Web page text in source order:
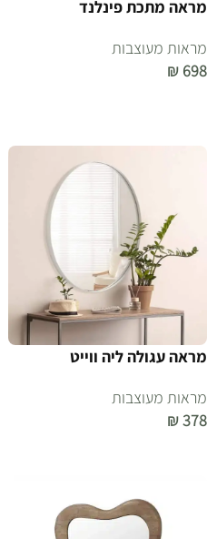
מראה מתכת פינלנד
מראות מעוצבות
₪ 698
מראה עגולה ליה ווייט
מראות מעוצבות
₪378